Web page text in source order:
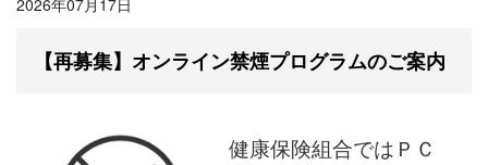
2026年07月17日
【再募集】オンライン禁煙プログラムのご案内
健康保険組合ではＰＣ